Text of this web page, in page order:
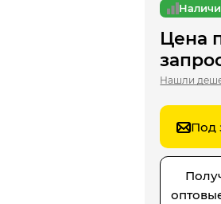
Цена
Нашли
Под